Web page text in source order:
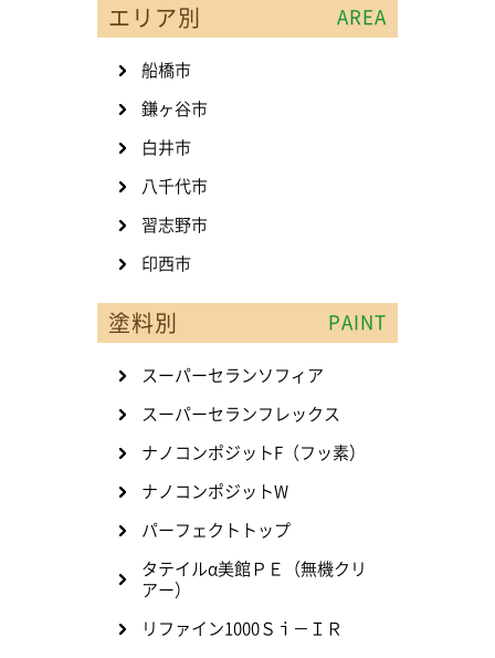
エリア別 AREA
船橋市
鎌ヶ谷市
白井市
八千代市
習志野市
印西市
塗料別 PAINT
スーパーセランソフィア
スーパーセランフレックス
ナノコンポジットF（フッ素）
ナノコンポジットW
パーフェクトトップ
タテイルα美館ＰＥ（無機クリ
アー）
リファイン1000Ｓｉ－ＩＲ